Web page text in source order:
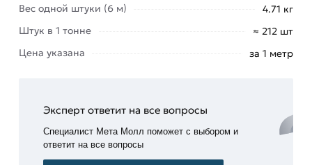
действительны в Москве и области. Наши
профессиональные менеджеры обработают
условий доставки или самовывоза.
сертифицирован, соответствует всем
товарa в течение 14 дней (наличие чека
обязательно).
Вес одной штуки (6 м)
4.71 кг
Штук в 1 тонне
≈ 212 шт
Цена указана
за 1 метр
Эксперт ответит на все вопросы
Специалист Мета Молл поможет с выбором и
ответит на все вопросы